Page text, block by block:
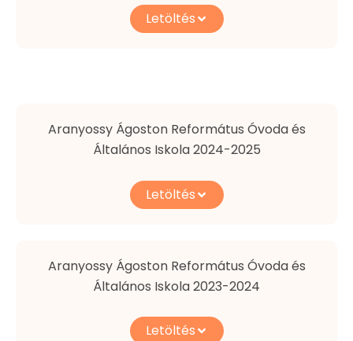
Letöltés
Aranyossy Ágoston Református Óvoda és
Általános Iskola 2024-2025
Letöltés
Aranyossy Ágoston Református Óvoda és
Általános Iskola 2023-2024
Letöltés